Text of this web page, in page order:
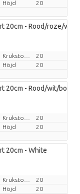
Höjd
20
20cm - Rood/roze/wit
20
Höjd
20
20cm - Rood/wit/
20
Höjd
20
20cm - White
20
Höjd
20